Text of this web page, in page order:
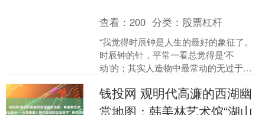
查看：200 分类： 股票杠杆
“我觉得时辰钟是人生的最好的象征了。
时辰钟的针，平常一看总觉得是‘不
动’的；其实人造物中最常动的无过于时
此，刻刻觉得我是我，似乎....
钱投网 观明代高濂的西湖幽
赏地图：韩美林艺术馆“湖山